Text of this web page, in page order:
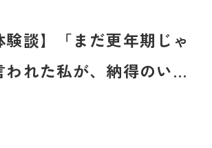
験談】「まだ更年期じゃ
われた私が、納得のいく